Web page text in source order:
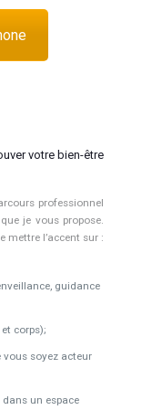
votre bien-être
professionnel
je vous propose.
mettre l’accent sur :
guidance
corps);
vous soyez acteur
un espace